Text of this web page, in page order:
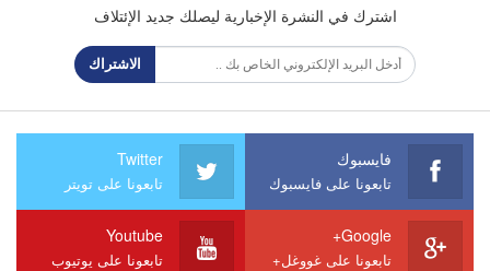
اشترك في النشرة الإخبارية ليصلك جديد الإئتلاف
الاشتراك
فايسبوك
تابعونا على فايسبوك
Twitter
تابعونا على تويتر
Google+
تابعونا على غووغل+
Youtube
تابعونا على يوتيوب